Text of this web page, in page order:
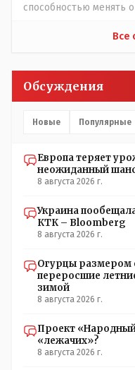
способностью менять
Все
Обсуждения
Новые Популярные
Европа теряет
неожиданный
8 августа 2026 г.
Украина
КТК – Bloomberg
8 августа 2026 г.
Огурцы размером
переросшие
зимой
8 августа 2026 г.
Проект
«лежачих»?
8 августа 2026 г.